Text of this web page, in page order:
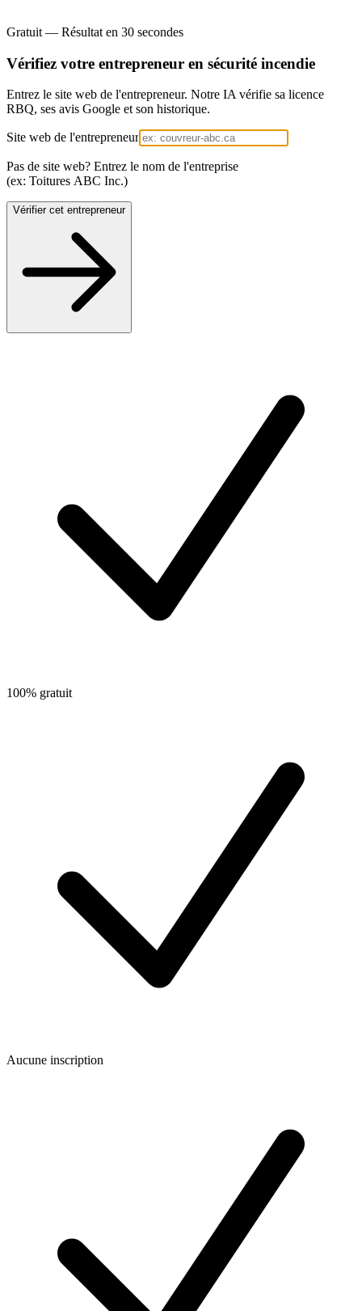
Gratuit — Résultat en 30 secondes
Vérifiez votre entrepreneur en sécurité incendie
Entrez le site web de l'entrepreneur. Notre IA vérifie sa licence
RBQ, ses avis Google et son historique.
Site web de l'entrepreneur
Pas de site web? Entrez le nom de l'entreprise
(ex: Toitures ABC Inc.)
Vérifier cet entrepreneur
100% gratuit
Aucune inscription